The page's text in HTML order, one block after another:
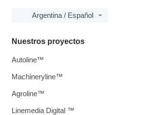
Argentina / Español
Nuestros proyectos
Autoline™
Machineryline™
Agroline™
Linemedia Digital ™